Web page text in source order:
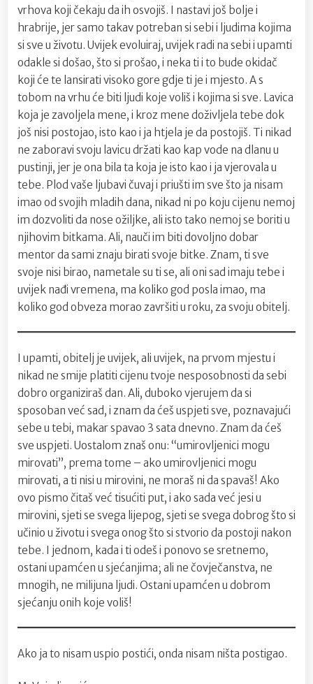
vrhova koji čekaju da ih osvojiš. I nastavi još bolje i
hrabrije, jer samo takav potreban si sebi i ljudima kojima
si sve u životu. Uvijek evoluiraj, uvijek radi na sebi i upamti
odakle si došao, što si prošao, i neka ti i to bude okidač
koji će te lansirati visoko gore gdje ti je i mjesto. A s
tobom na vrhu će biti ljudi koje voliš i kojima si sve. Lavica
koja je zavoljela mene, i kroz mene doživljela tebe dok
još nisi postojao, isto kao i ja htjela je da postojiš. Ti nikad
ne zaboravi svoju lavicu držati kao kap vode na dlanu u
pustinji, jer je ona bila ta koja je isto kao i ja vjerovala u
tebe. Plod vaše ljubavi čuvaj i priušti im sve što ja nisam
imao od svojih mladih dana, nikad ni po koju cijenu nemoj
im dozvoliti da nose ožiljke, ali isto tako nemoj se boriti u
njihovim bitkama. Ali, nauči im biti dovoljno dobar
mentor da sami znaju birati svoje bitke. Znam, ti sve
svoje nisi birao, nametale su ti se, ali oni sad imaju tebe i
uvijek nađi vremena, ma koliko god posla imao, ma
koliko god obveza morao završiti u roku, za svoju obitelj.
I upamti, obitelj je uvijek, ali uvijek, na prvom mjestu i
nikad ne smije platiti cijenu tvoje nesposobnosti da sebi
dobro organiziraš dan. Ali, duboko vjerujem da si
sposoban već sad, i znam da ćeš uspjeti sve, poznavajući
sebe u tebi, makar spavao 3 sata dnevno. Znam da ćeš
sve uspjeti. Uostalom znaš onu: “umirovljenici mogu
mirovati”, prema tome – ako umirovljenici mogu
mirovati, a ti nisi u mirovini, ne moraš ni da spavaš! Ako
ovo pismo čitaš već tisućiti put, i ako sada već jesi u
mirovini, sjeti se svega lijepog, sjeti se svega dobrog što si
učinio u životu i svega onog što si stvorio da postoji nakon
tebe. I jednom, kada i ti odeš i ponovo se sretnemo,
ostani upamćen u sjećanjima; ali ne čovječanstva, ne
mnogih, ne milijuna ljudi. Ostani upamćen u dobrom
sjećanju onih koje voliš!
Ako ja to nisam uspio postići, onda nisam ništa postigao.